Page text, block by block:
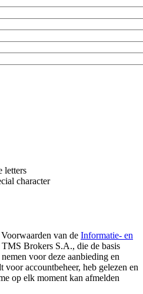
letters
character
van de Informatie- en
Brokers S.A., die de basis
voor deze aanbieding en
voor accountbeheer, heb gelezen en
op elk moment kan afmelden